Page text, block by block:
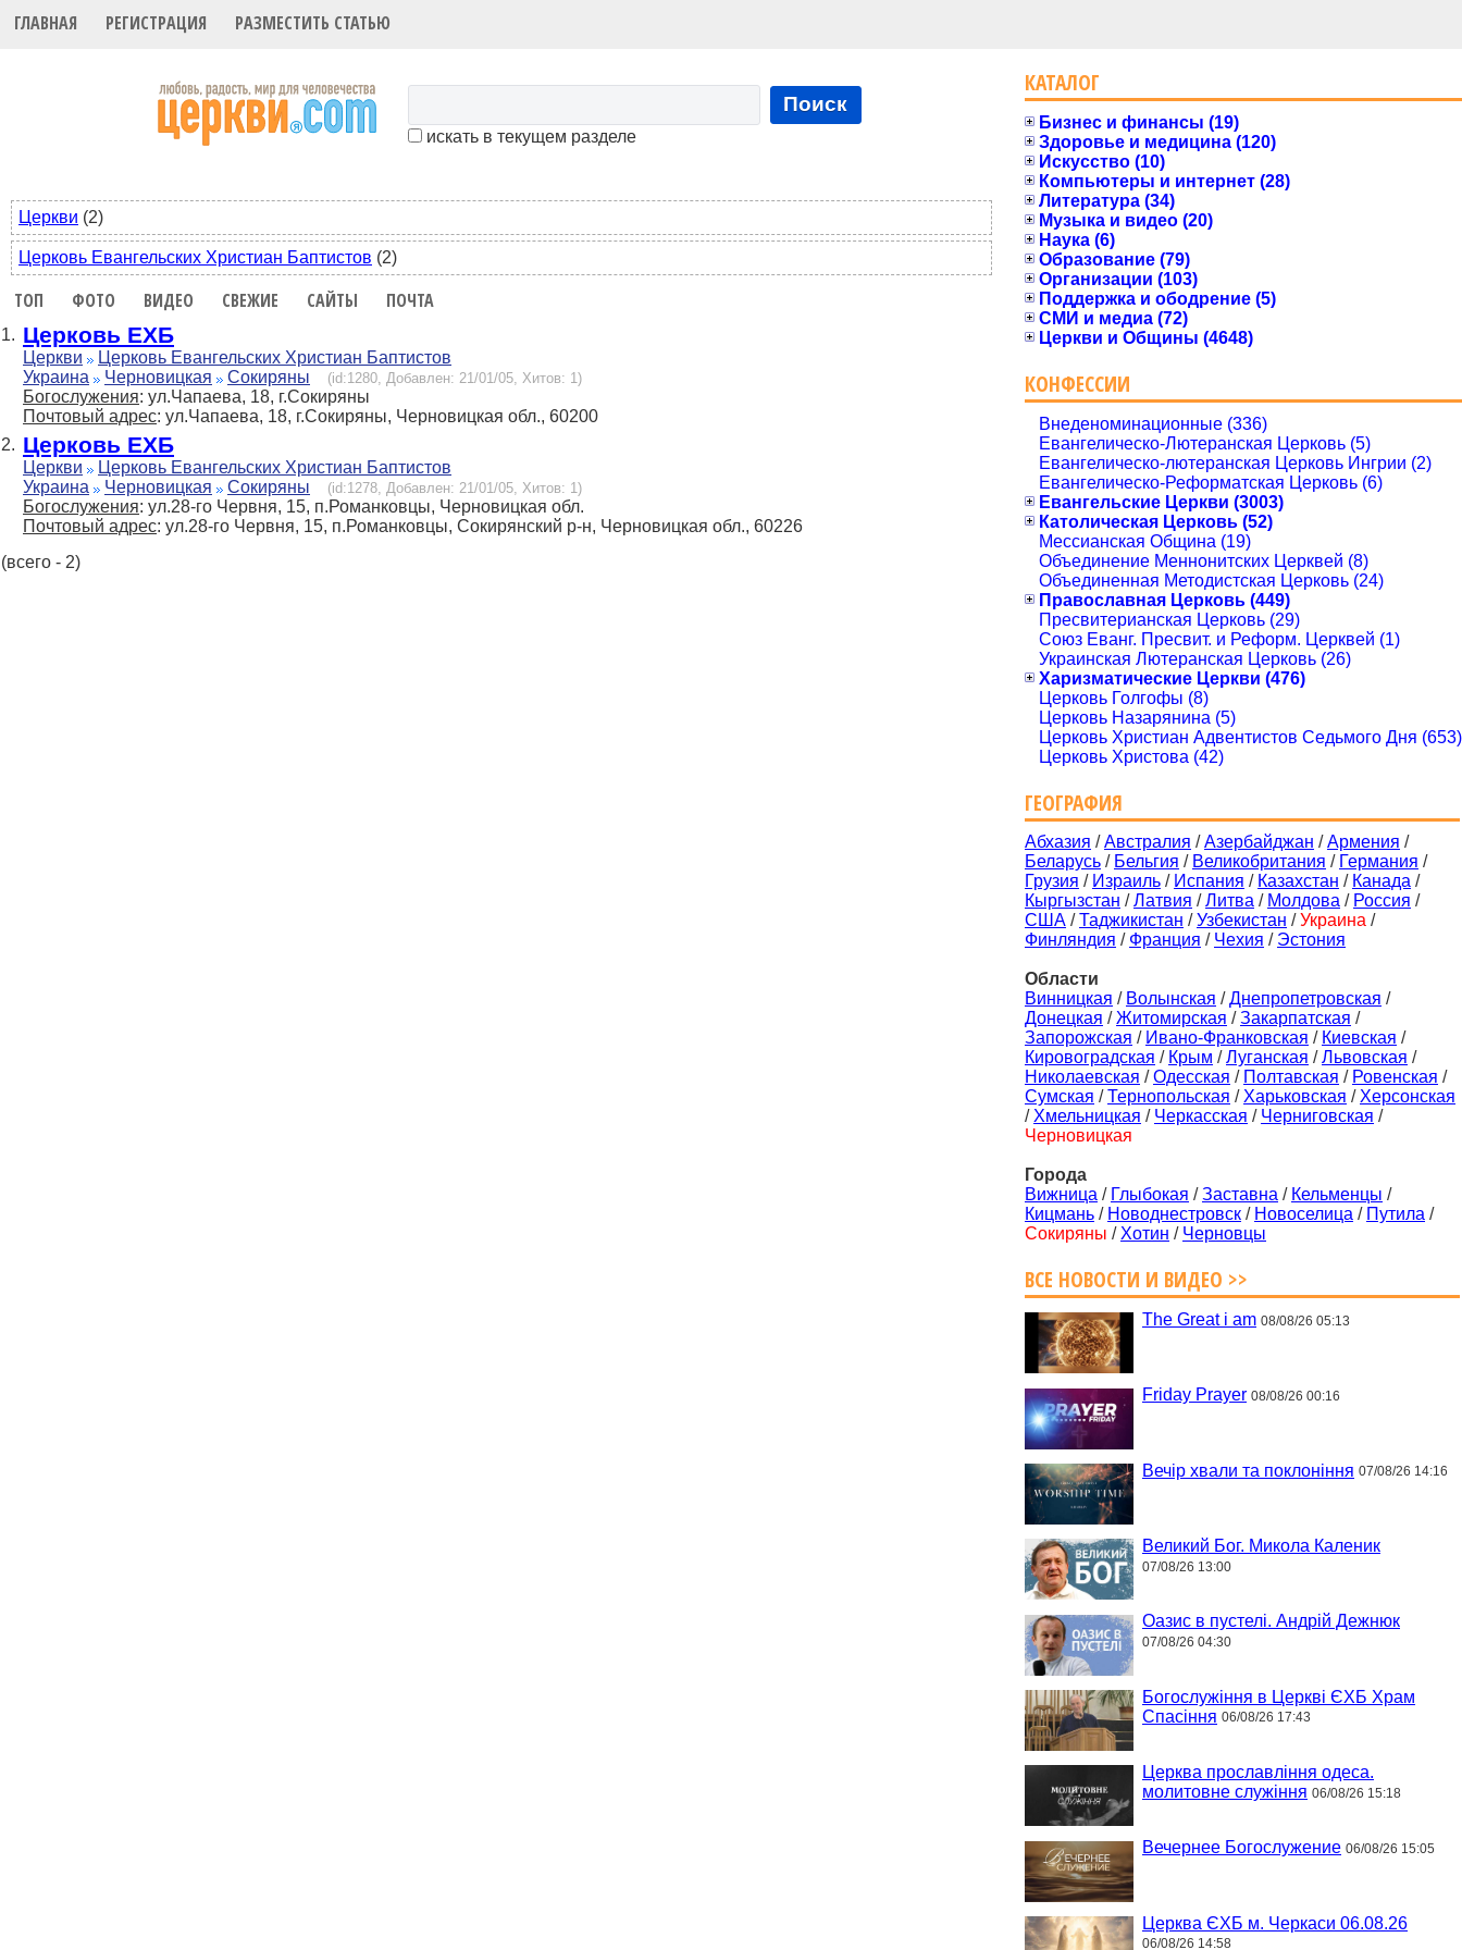
ГЛАВНАЯ РЕГИСТРАЦИЯ РАЗМЕСТИТЬ СТАТЬЮ
Поиск
искать в текущем разделе
Церкви (2)
Церковь Евангельских Христиан Баптистов (2)
ТОП ФОТО ВИДЕО СВЕЖИЕ САЙТЫ ПОЧТА
1. Церковь ЕХБ
Церкви
Церковь Евангельских Христиан Баптистов
Украина
Черновицкая Сокиряны (id:1280, Добавлен: 21/01/05, Хитов: 1)
Богослужения: ул.Чапаева, 18, г.Сокиряны
Почтовый адрес: ул.Чапаева, 18, г.Сокиряны, Черновицкая обл., 60200
2. Церковь ЕХБ
Церкви
Церковь Евангельских Христиан Баптистов
Украина
Черновицкая Сокиряны (id:1278, Добавлен: 21/01/05, Хитов: 1)
Богослужения: ул.28-го Червня, 15, п.Романковцы, Черновицкая обл.
Почтовый адрес: ул.28-го Червня, 15, п.Романковцы, Сокирянский р-н, Черновицкая обл., 60226
(всего - 2)
КАТАЛОГ
Бизнес и финансы (19)
Здоровье и медицина (120)
Искусство (10)
Компьютеры и интернет (28)
Литература (34)
Музыка и видео (20)
Наука (6)
Образование (79)
Организации (103)
Поддержка и ободрение (5)
СМИ и медиа (72)
Церкви и Общины (4648)
КОНФЕССИИ
Внеденоминационные (336)
Евангелическо-Лютеранская Церковь (5)
Евангелическо-лютеранская Церковь Ингрии (2)
Евангелическо-Реформатская Церковь (6)
Евангельские Церкви (3003)
Католическая Церковь (52)
Мессианская Община (19)
Объединение Меннонитских Церквей (8)
Объединенная Методистская Церковь (24)
Православная Церковь (449)
Пресвитерианская Церковь (29)
Союз Еванг. Пресвит. и Реформ. Церквей (1)
Украинская Лютеранская Церковь (26)
Харизматические Церкви (476)
Церковь Голгофы (8)
Церковь Назарянина (5)
Церковь Христиан Адвентистов Седьмого Дня (653)
Церковь Христова (42)
ГЕОГРАФИЯ
Абхазия /Австралия /Азербайджан /Армения /
Беларусь / Бельгия / Великобритания / Германия /
Грузия / Израиль / Испания / Казахстан / Канада /
Кыргызстан /Латвия /Литва / Молдова / Россия /
США /Таджикистан /Узбекистан /Украина /
Финляндия / Франция / Чехия / Эстония
Области
Винницкая / Волынская /Днепропетровская /
Донецкая /Житомирская /Закарпатская /
Запорожская / Ивано-Франковская / Киевская /
Кировоградская / Крым /Луганская /Львовская /
Николаевская /Одесская / Полтавская / Ровенская /
Сумская /Тернопольская / Харьковская / Херсонская
/ Хмельницкая / Черкасская / Черниговская /
Черновицкая
Города
Вижница / Глыбокая /Заставна / Кельменцы /
Кицмань / Новоднестровск / Новоселица / Путила /
Сокиряны / Хотин / Черновцы
ВСЕ НОВОСТИ И ВИДЕО >>
The Great i am 08/08/26 05:13
Friday Prayer 08/08/26 00:16
Вечір хвали та поклоніння 07/08/26 14:16
Великий Бог. Микола Каленик
07/08/26 13:00
Оазис в пустелі. Андрій Дежнюк
07/08/26 04:30
Богослужіння в Церкві ЄХБ Храм
Спасіння 06/08/26 17:43
Церква прославління одеса.
молитовне служіння 06/08/26 15:18
Вечернее Богослужение 06/08/26 15:05
Церква ЄХБ м. Черкаси 06.08.26
06/08/26 14:58